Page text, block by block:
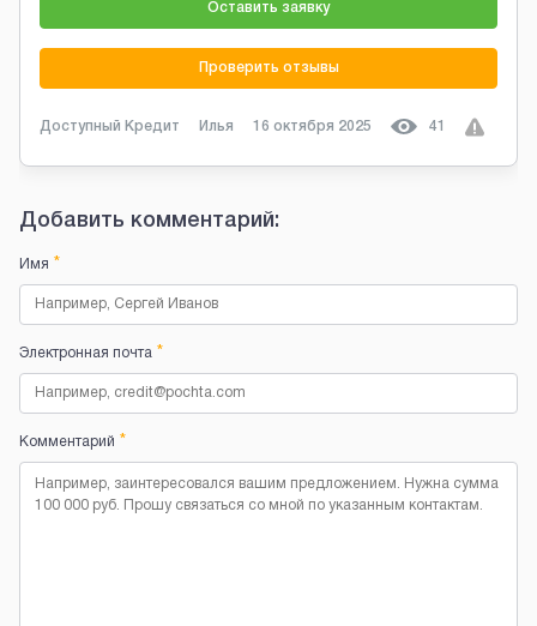
Оставить заявку
Проверить отзывы
Доступный Кредит Илья 16 октября 2025 41
Добавить комментарий:
Имя *
Электронная почта *
Комментарий *